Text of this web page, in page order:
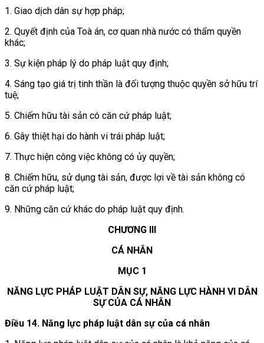
1. Giao dịch dân sự hợp pháp;
2. Quyết định của Toà án, cơ quan nhà nước có thẩm quyền
khác;
3. Sự kiện pháp lý do pháp luật quy định;
4. Sáng tạo giá trị tinh thần là đối tượng thuộc quyền sở hữu trí
tuệ;
5. Chiếm hữu tài sản có căn cứ pháp luật;
6. Gây thiệt hại do hành vi trái pháp luật;
7. Thực hiện công việc không có ủy quyền;
8. Chiếm hữu, sử dụng tài sản, được lợi về tài sản không có
căn cứ pháp luật;
9. Những căn cứ khác do pháp luật quy định.
CHƯƠNG III
CÁ NHÂN
MỤC 1
NĂNG LỰC PHÁP LUẬT DÂN SỰ, NĂNG LỰC HÀNH VI DÂN
SỰ CỦA CÁ NHÂN
Điều 14. Năng lực pháp luật dân sự của cá nhân